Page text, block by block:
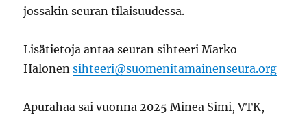
jossakin seuran tilaisuudessa.
Lisätietoja antaa seuran sihteeri Marko
Halonensihteeri@suomenitamainenseura.org
Apurahaa sai vuonna 2025 Minea Simi, VTK,